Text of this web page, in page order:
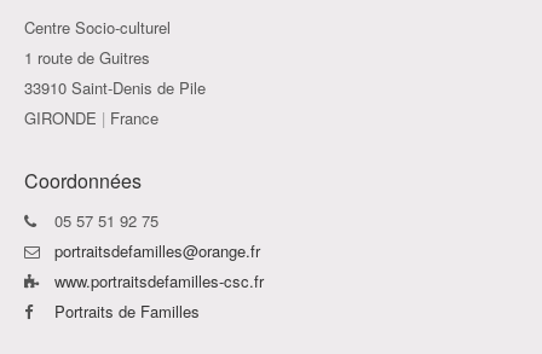
Centre Socio-culturel
1 route de Guitres
33910 Saint-Denis de Pile
GIRONDE | France
Coordonnées
05 57 51 92 75
portraitsdefamilles@orange.fr
www.portraitsdefamilles-csc.fr
Portraits de Familles